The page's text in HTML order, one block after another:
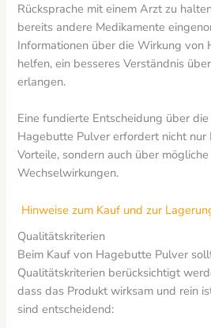
Rücksprache mit einem Arzt zu
bereits andere Medikamente
Informationen über die Wirkung von
helfen, ein besseres Verständnis
erlangen.
Eine fundierte Entscheidung über
Hagebutte Pulver erfordert nicht nur
Vorteile, sondern auch über
Wechselwirkungen.
Hinweise zum Kauf und zur
Qualitätskriterien
Beim Kauf von Hagebutte Pulver
Qualitätskriterien berücksichtigt
dass das Produkt wirksam und rein
sind entscheidend: